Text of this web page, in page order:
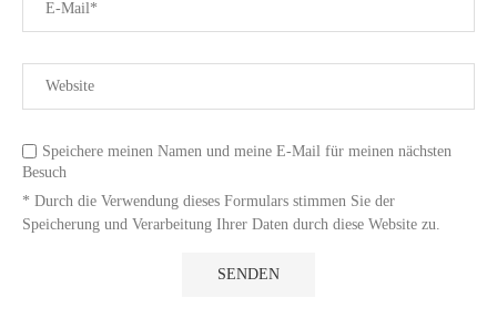
Speichere meinen Namen und meine E-Mail für meinen nächsten
Besuch
* Durch die Verwendung dieses Formulars stimmen Sie der
Speicherung und Verarbeitung Ihrer Daten durch diese Website zu.